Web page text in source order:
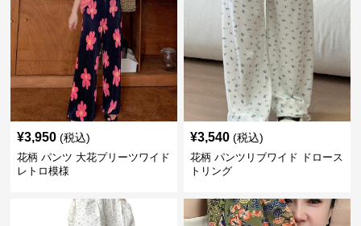
¥3,950 (税込)
花柄 パンツ 大花プリーツワイド
レトロ模様
¥3,540 (税込)
花柄 パンツリブワイド ドロース
トリング